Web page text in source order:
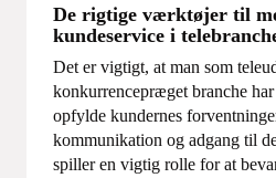
De rigtige værktøjer til
kundeservice i
Det er vigtigt, at man som
konkurrencepræget branche
opfylde kundernes
kommunikation og adgang til
spiller en vigtig rolle for at